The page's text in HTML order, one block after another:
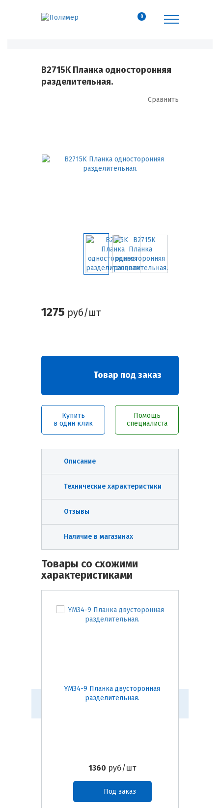
0
B2715K Планка односторонняя
разделительная.
Сравнить
1275 руб/шт
Товар под заказ
Купить
в один клик
Помощь
специалиста
Описание
Технические характеристики
Отзывы
Наличие в магазинах
Товары со схожими
характеристиками
YM34-9 Планка двусторонная
разделительная.
1360 руб/шт
Под заказ